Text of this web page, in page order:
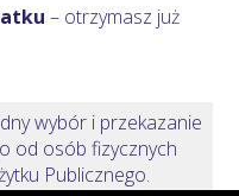
– otrzymasz już
wybór i przekazanie
od osób fizycznych
Publicznego.